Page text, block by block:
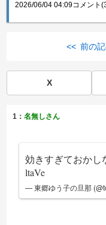
2026/06/04 04:09コメント
<< 前の
X
1：名無しさん
効きすぎておか
ltaVe
— 東郷ゆう子の旦那